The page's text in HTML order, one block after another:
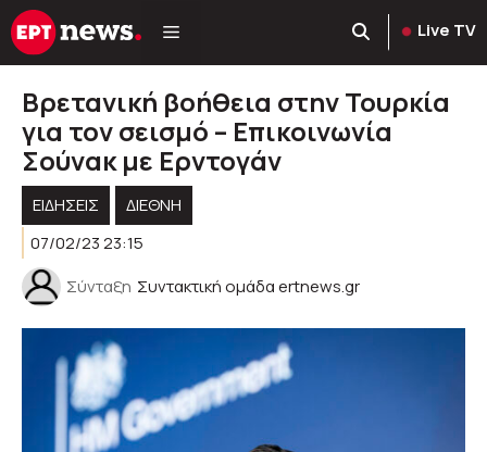
Μετάβαση
σε
Live TV
Βρετανική βοήθεια στην Τουρκία
για τον σεισμό – Επικοινωνία
Σούνακ με Ερντογάν
ΕΙΔΗΣΕΙΣ
ΔΙΕΘΝΗ
07/02/23 23:15
Σύνταξη Συντακτική ομάδα ertnews.gr